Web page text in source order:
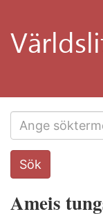
huvudinnehåll
Search
this
Sök
Ameis